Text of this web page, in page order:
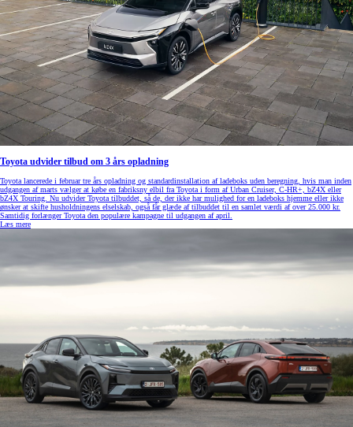
Toyota udvider tilbud om 3 års opladning
Toyota lancerede i februar tre års opladning og standardinstallation af ladeboks uden beregning, hvis man inden
udgangen af marts vælger at købe en fabriksny elbil fra Toyota i form af Urban Cruiser, C-HR+, bZ4X eller
bZ4X Touring. Nu udvider Toyota tilbuddet, så de, der ikke har mulighed for en ladeboks hjemme eller ikke
ønsker at skifte husholdningens elselskab, også får glæde af tilbuddet til en samlet værdi af over 25.000 kr.
Samtidig forlænger Toyota den populære kampagne til udgangen af april.
Læs mere